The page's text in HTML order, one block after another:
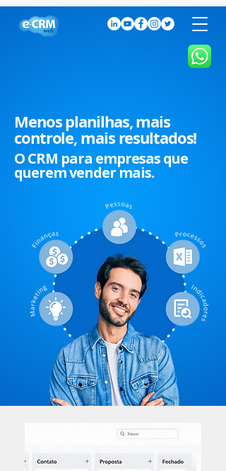
Menos planilhas, mais
controle, mais resultados!
O CRM para empresas que
querem vender mais.